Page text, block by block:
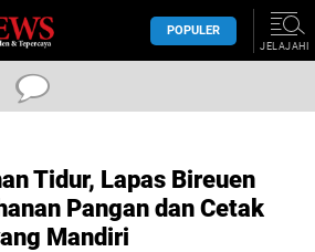
POPULER
JELAJAHI
Tidur, Lapas Bireuen
Pangan dan Cetak
Mandiri